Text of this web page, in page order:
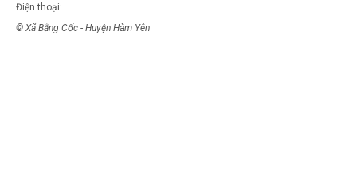
Điện thoại:
© Xã Bằng Cốc - Huyện Hàm Yên